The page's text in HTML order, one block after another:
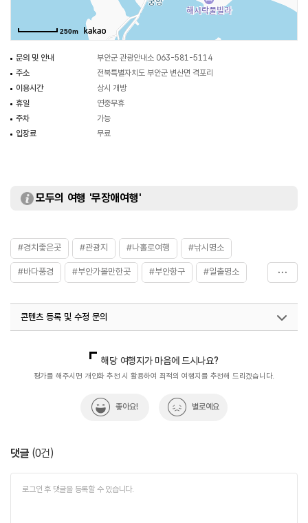
250m
문의 및 안내
부안군 관광안내소 063-581-5114
주소
전북특별자치도 부안군 변산면 격포리
이용시간
상시 개방
휴일
연중무휴
주차
가능
입장료
무료
모두의 여행 '무장애여행'
#경치좋은곳 #관광지 #나홀로여행 #낚시명소
#바다풍경 #부안가볼만한곳 #부안항구 #일출명소
콘텐츠 등록 및 수정 문의
해당 여행지가 마음에 드시나요?
평가를 해주시면 개인화 추천 시 활용하여 최적의 여행지를 추천해 드리겠습니다.
좋아요! 별로예요
댓글 (0건)